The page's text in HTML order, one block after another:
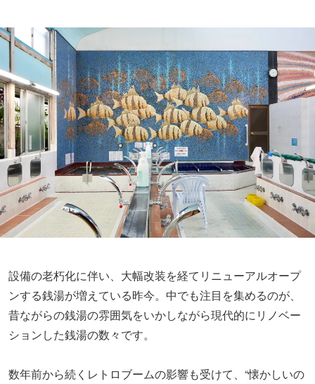
設備の老朽化に伴い、大幅改装を経てリニューアルオープ
ンする銭湯が増えている昨今。中でも注目を集めるのが、
昔ながらの銭湯の雰囲気をいかしながら現代的にリノベー
ションした銭湯の数々です。
数年前から続くレトロブームの影響も受けて、“懐かしいの